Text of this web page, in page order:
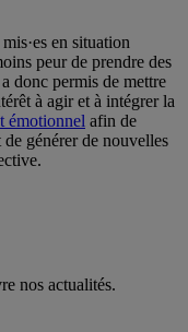
en situation
peur de prendre des
a donc permis de mettre
à agir et à intégrer la
émotionnel afin de
de générer de nouvelles
nos actualités.